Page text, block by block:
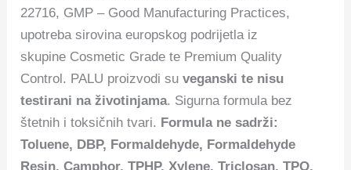
22716, GMP – Good Manufacturing Practices,
upotreba sirovina europskog podrijetla iz
skupine Cosmetic Grade te Premium Quality
Control. PALU proizvodi suveganski te nisu
testirani na životinjama. Sigurna formula bez
štetnih i toksičnih tvari. Formula ne sadrži:
Toluene, DBP, Formaldehyde, Formaldehyde
Resin, Camphor, TPHP, Xylene, Triclosan, TPO.